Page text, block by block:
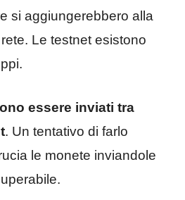
si aggiungerebbero alla
Le testnet esistono
essere inviati tra
. Un tentativo di farlo
le monete inviandole